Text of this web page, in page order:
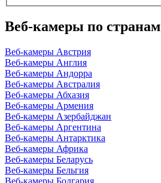
Веб-камеры по странам
Веб-камеры Австрия
Веб-камеры Англия
Веб-камеры Андорра
Веб-камеры Австралия
Веб-камеры Абхазия
Веб-камеры Армения
Веб-камеры Азербайджан
Веб-камеры Аргентина
Веб-камеры Антарктика
Веб-камеры Африка
Веб-камеры Беларусь
Веб-камеры Бельгия